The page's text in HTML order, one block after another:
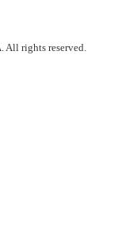
All rights reserved.